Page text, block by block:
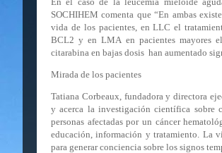
SOCHIHEM comenta que “En ambas
vida de los pacientes, en LLC el
BCL2 y en LMA en pacientes mayores
citarabina en bajas dosis han aumentado
Mirada de los pacientes
Tatiana Corbeaux, fundadora y directora
y acerca la investigación científica sobre
personas afectadas por un cáncer
educación, información y tratamiento. La
para generar conciencia sobre los signos